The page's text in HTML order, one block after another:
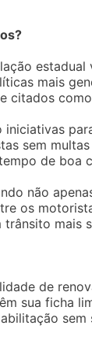
mais
citados
sem
de boa
não
os
mais
de
sua ficha
sem